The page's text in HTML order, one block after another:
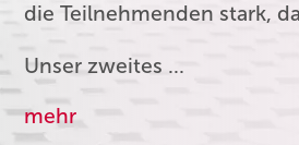
die Teilnehmenden stark,
Unser zweites …
mehr